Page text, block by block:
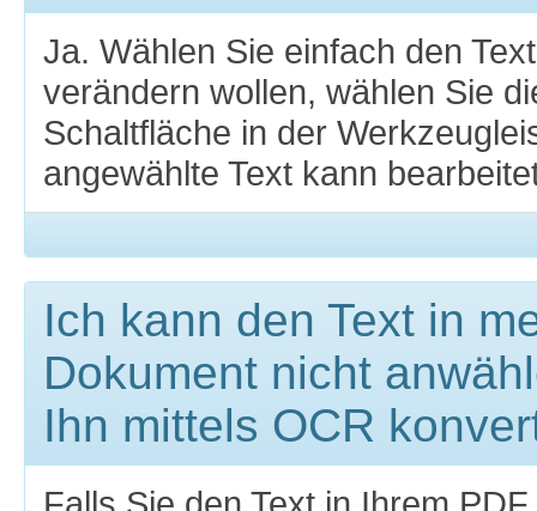
Ja. Wählen Sie einfach den
verändern wollen, wählen Sie
Schaltfläche in der
angewählte Text kann
Ich kann den Text in
Dokument nicht
Ihn mittels OCR